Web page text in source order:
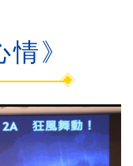
》